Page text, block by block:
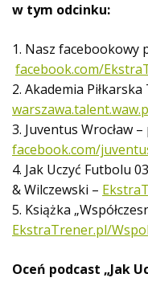
w tym odcinku:
1. Nasz facebookowy
facebook.com/
2. Akademia
3. Juventus Wrocław
facebook.com/
4. Jak Uczyć Futbolu
& Wilczewski –
5. Książka
EkstraTrener.pl/
Oceń podcast „Jak